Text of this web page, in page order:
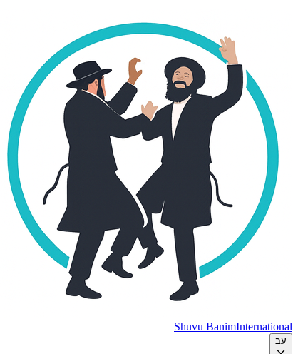
Shuvu BanimInternational
עב